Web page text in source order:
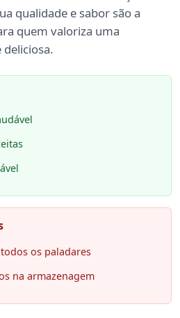
qualidade e sabor são a
quem valoriza uma
deliciosa.
os paladares
na armazenagem